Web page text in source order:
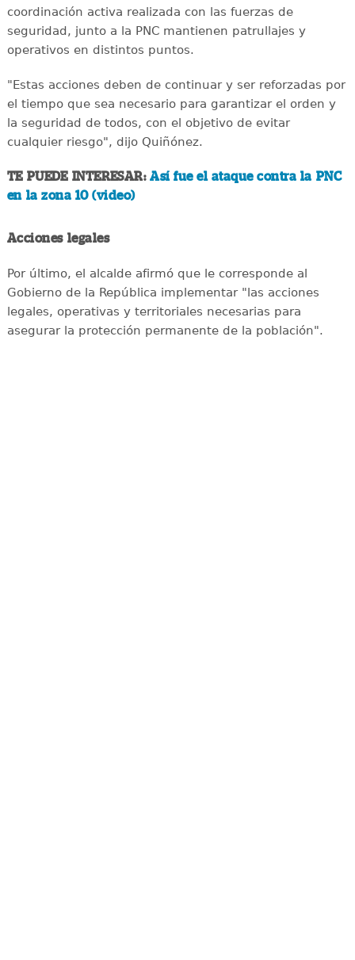
coordinación activa realizada con las fuerzas de
seguridad, junto a la PNC mantienen patrullajes y
operativos en distintos puntos.
"Estas acciones deben de continuar y ser reforzadas por
el tiempo que sea necesario para garantizar el orden y
la seguridad de todos, con el objetivo de evitar
cualquier riesgo", dijo Quiñónez.
TE PUEDE INTERESAR:Así fue el ataque contra la PNC
en la zona 10 (video)
Acciones legales
Por último, el alcalde afirmó que le corresponde al
Gobierno de la República implementar "las acciones
legales, operativas y territoriales necesarias para
asegurar la protección permanente de la población".